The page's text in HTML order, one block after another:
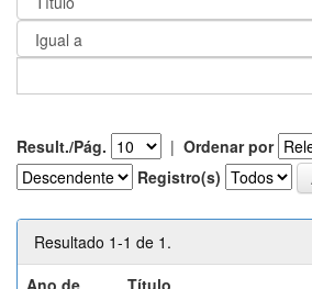
Result./Pág. | Ordenar por
Registro(s)
Resultado 1-1 de 1.
Ano de
Título